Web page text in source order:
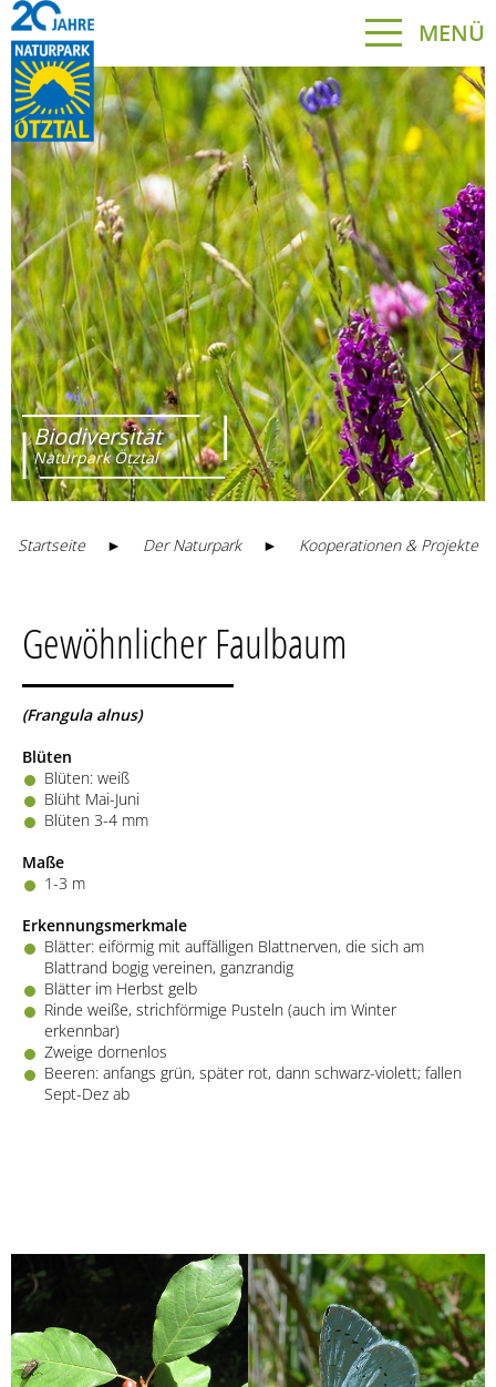
MENÜ
Biodiversität
Naturpark Ötztal
Startseite ► Der Naturpark ► Kooperationen & Projekte
Gewöhnlicher Faulbaum
(Frangula alnus)
Blüten
Blüten: weiß
Blüht Mai-Juni
Blüten 3-4 mm
Maße
1-3 m
Erkennungsmerkmale
Blätter: eiförmig mit auffälligen Blattnerven, die sich am
Blattrand bogig vereinen, ganzrandig
Blätter im Herbst gelb
Rinde weiße, strichförmige Pusteln (auch im Winter
erkennbar)
Zweige dornenlos
Beeren: anfangs grün, später rot, dann schwarz-violett; fallen
Sept-Dez ab